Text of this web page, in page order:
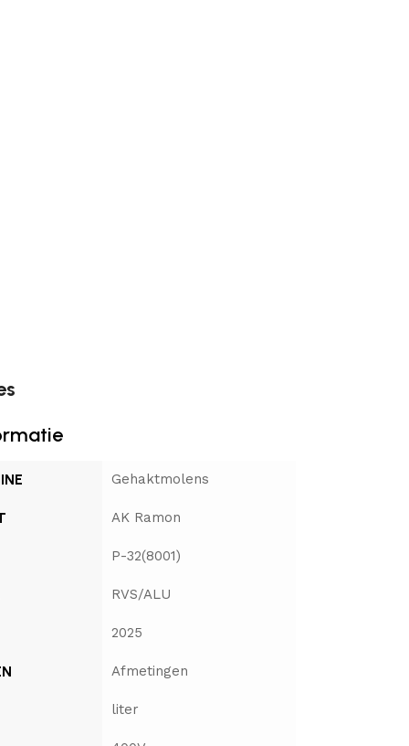
Gehaktmolens
AK Ramon
P-32(8001)
RVS/ALU
2025
Afmetingen
liter